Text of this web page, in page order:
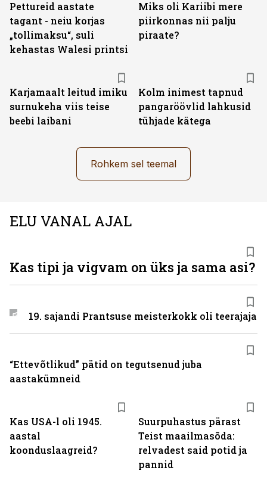
Pettureid aastate
tagant - neiu korjas
„tollimaksu“, suli
kehastas Walesi printsi
Miks oli Kariibi mere
piirkonnas nii palju
piraate?
Karjamaalt leitud imiku
surnukeha viis teise
beebi laibani
Kolm inimest tapnud
pangaröövlid lahkusid
tühjade kätega
Rohkem sel teemal
ELU VANAL AJAL
Kas USA-l oli 1945.
aastal
koonduslaagreid?
Suurpuhastus pärast
Teist maailmasõda:
relvadest said potid ja
pannid
Kas tipi ja vigvam on üks ja sama asi?
19. sajandi Prantsuse meisterkokk oli teerajaja
“Ettevõtlikud” pätid on tegutsenud juba
aastakümneid